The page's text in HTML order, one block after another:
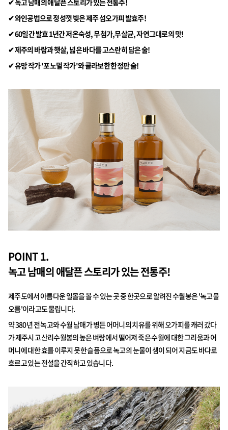
✔ 녹고 남매의 애달픈 스토리가 있는 전통주!
✔ 와인공법으로 정성껏 빚은 제주 섬오가피 발효주!
✔ 60일간 발효 1년간 저온숙성, 무첨가,무살균, 자연그대로의 맛!
✔ 제주의 바람과 햇살, 넓은 바다를 고스란히 담은 술!
✔ 유망 작가 '포노멀 작가'와 콜라보한 한정판 술!
POINT 1.
녹고 남매의 애달픈 스토리가 있는 전통주!
제주도에서 아름다운 일몰을 볼 수 있는 곳 중 한곳으로 알려진 수월봉은 '녹고물
오름'이라고도 물립니다.
약 380년 전 녹고와 수월 남매가 병든 어머니의 치유를 위해 오가피를 캐러 갔다
가 제주시 고산리수월봉의 높은 벼랑에서 떨어져 죽은 수월에 대한 그리움과 어
머니에 대한 효를 이루지 못한 슬픔으로 녹고의 눈물이 샘이 되어 지금도 바다로
흐르고 있는 전설을 간직하고 있습니다.